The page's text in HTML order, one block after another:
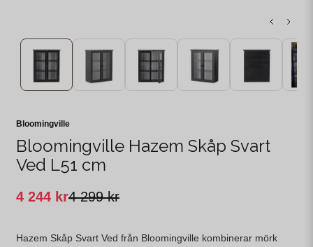
Bloomingville
Bloomingville Hazem Skåp Svart
Ved L51 cm
4 299 kr
4 244 kr
Hazem Skåp Svart Ved från Bloomingville kombinerar mörk